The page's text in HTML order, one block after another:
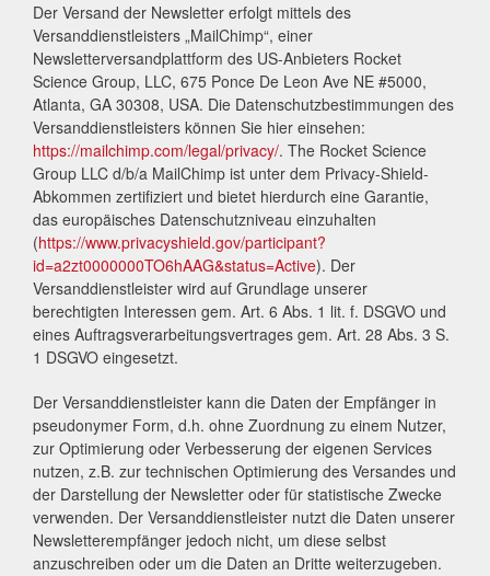
Der Versand der Newsletter erfolgt mittels des
Versanddienstleisters „MailChimp“, einer
Newsletterversandplattform des US-Anbieters Rocket
Science Group, LLC, 675 Ponce De Leon Ave NE #5000,
Atlanta, GA 30308, USA. Die Datenschutzbestimmungen des
Versanddienstleisters können Sie hier einsehen:
https://mailchimp.com/legal/privacy/. The Rocket Science
Group LLC d/b/a MailChimp ist unter dem Privacy-Shield-
Abkommen zertifiziert und bietet hierdurch eine Garantie,
das europäisches Datenschutzniveau einzuhalten
(https://www.privacyshield.gov/participant?
id=a2zt0000000TO6hAAG&status=Active). Der
Versanddienstleister wird auf Grundlage unserer
berechtigten Interessen gem. Art. 6 Abs. 1 lit. f. DSGVO und
eines Auftragsverarbeitungsvertrages gem. Art. 28 Abs. 3 S.
1 DSGVO eingesetzt.
Der Versanddienstleister kann die Daten der Empfänger in
pseudonymer Form, d.h. ohne Zuordnung zu einem Nutzer,
zur Optimierung oder Verbesserung der eigenen Services
nutzen, z.B. zur technischen Optimierung des Versandes und
der Darstellung der Newsletter oder für statistische Zwecke
verwenden. Der Versanddienstleister nutzt die Daten unserer
Newsletterempfänger jedoch nicht, um diese selbst
anzuschreiben oder um die Daten an Dritte weiterzugeben.